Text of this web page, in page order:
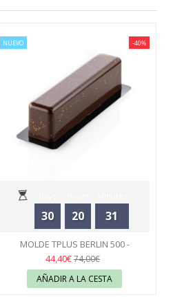
30 20 31
43
-40%
NUEVO
MOLDE TPLUS BERLIN 500 -
SILIKOMART
44,40€74,00€
AÑADIR A LA CESTA